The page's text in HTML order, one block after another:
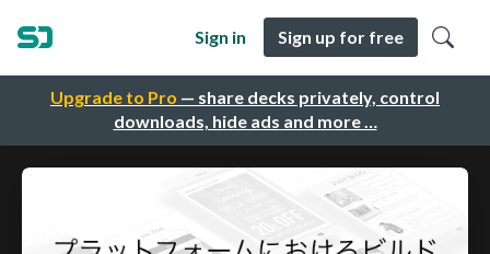
Upgrade to Pro — share decks privately, control
downloads, hide ads and more …
Sign in Sign up for free